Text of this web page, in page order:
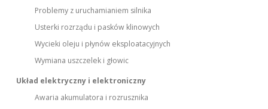
Problemy z uruchamianiem silnika
Usterki rozrządu i pasków klinowych
Wycieki oleju i płynów eksploatacyjnych
Wymiana uszczelek i głowic
Układ elektryczny i elektroniczny
Awaria akumulatora i rozrusznika